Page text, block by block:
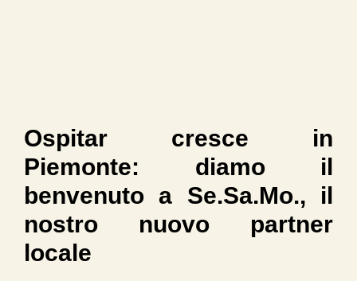
Ospitar cresce in
Piemonte: diamo il
benvenuto a Se.Sa.Mo., il
nostro nuovo partner
locale